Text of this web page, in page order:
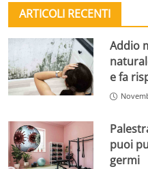
ARTICOLI RECENTI
Addio
e fa
puoi
germi